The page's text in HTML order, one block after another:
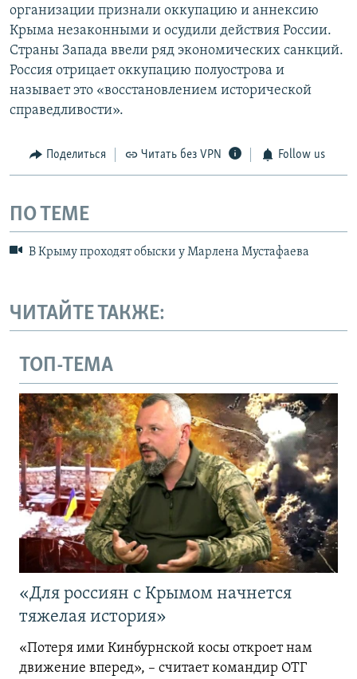
организации признали оккупацию и аннексию
Крыма незаконными и осудили действия России.
Страны Запада ввели ряд экономических санкций.
Россия отрицает оккупацию полуострова и
называет это «восстановлением исторической
справедливости».
Поделиться Читать без VPN Follow us
ПО ТЕМЕ
В Крыму проходят обыски у Марлена Мустафаева
ЧИТАЙТЕ ТАКЖЕ:
ТОП-ТЕМА
«Для россиян с Крымом начнется
тяжелая история»
«Потеря ими Кинбурнской косы откроет нам
движение вперед», – считает командир ОТГ